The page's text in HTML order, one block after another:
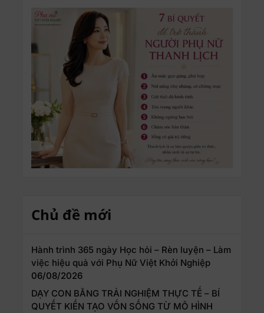
Chủ đề mới
Hành trình 365 ngày Học hỏi – Rèn luyện – Làm
việc hiệu quả với Phụ Nữ Việt Khởi Nghiệp
06/08/2026
DẠY CON BẰNG TRẢI NGHIỆM THỰC TẾ – BÍ
QUYẾT KIẾN TẠO VỐN SỐNG TỪ MÔ HÌNH